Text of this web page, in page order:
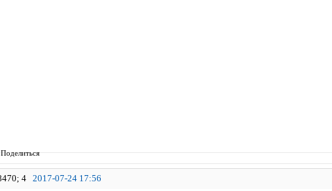
Поделиться
4 2017-07-24 17:56